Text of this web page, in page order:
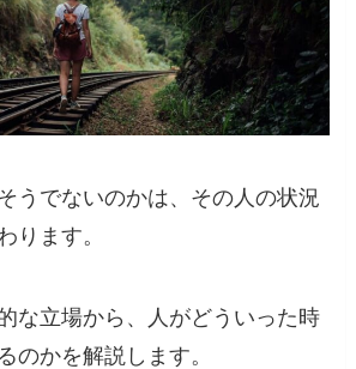
うでないのかは、その人の状況
ります。
な立場から、人がどういった時
のかを解説します。